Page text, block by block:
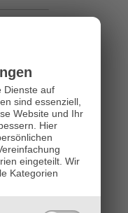
Dienste auf
sind essenziell,
Website und Ihr
Hier
eingeteilt. Wir
Kategorien
wird.